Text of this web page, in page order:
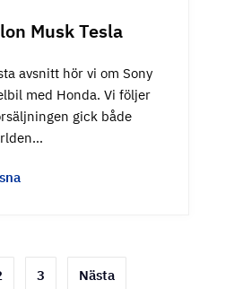
Musk Tesla
avsnitt hör vi om Sony
med Honda. Vi följer
gick både
3 Nästa